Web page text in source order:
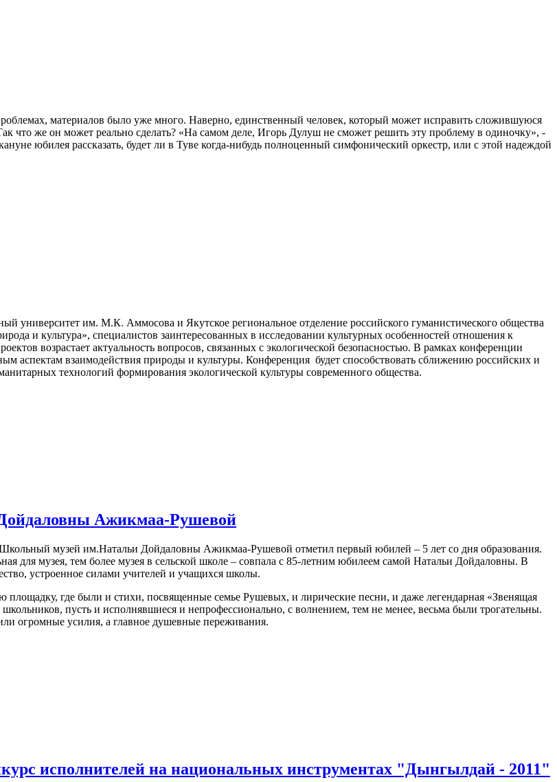
материалов было уже много. Наверно, единственный человек, который может исправить сложившуюся
что же он может реально сделать? «На самом деле, Игорь Дулуш не сможет решить эту проблему в одиночку», -
юбилея рассказать, будет ли в Туве когда-нибудь полноценный симфонический оркестр, или с этой надеждой
университет им. М.К. Аммосова и Якутское региональное отделение российского гуманистического общества
и культура», специалистов заинтересованных в исследовании культурных особенностей отношения к
возрастает актуальность вопросов, связанных с экологической безопасностью. В рамках конференции
аспектам взаимодействия природы и культуры. Конференция будет способствовать сближению российских и
технологий формирования экологической культуры современного общества.
Ажикмаа-Рушевой
Школьный музей им.Натальи Дойдаловны Ажикмаа-Рушевой отметил первый юбилей – 5 лет со дня образования.
для музея, тем более музея в сельской школе – совпала с 85-летним юбилеем самой Натальи Дойдаловны. В
устроенное силами учителей и учащихся школы.
площадку, где были и стихи, посвященные семье Рушевых, и лирические песни, и даже легендарная «Звенящая
пусть и исполнявшиеся и непрофессионально, с волнением, тем не менее, весьма были трогательны.
огромные усилия, а главное душевные переживания.
исполнителей на национальных инструментах "Дынгылдай - 2011"